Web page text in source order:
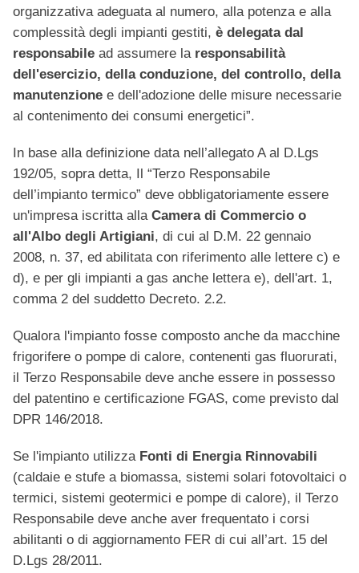
organizzativa adeguata al numero, alla potenza e alla
complessità degli impianti gestiti, è delegata dal
responsabile ad assumere la responsabilità
dell'esercizio, della conduzione, del controllo, della
manutenzione e dell'adozione delle misure necessarie
al contenimento dei consumi energetici”.
In base alla definizione data nell’allegato A al D.Lgs
192/05, sopra detta, Il “Terzo Responsabile
dell’impianto termico” deve obbligatoriamente essere
un'impresa iscritta alla Camera di Commercio o
all'Albo degli Artigiani, di cui al D.M. 22 gennaio
2008, n. 37, ed abilitata con riferimento alle lettere c) e
d), e per gli impianti a gas anche lettera e), dell'art. 1,
comma 2 del suddetto Decreto. 2.2.
Qualora l'impianto fosse composto anche da macchine
frigorifere o pompe di calore, contenenti gas fluorurati,
il Terzo Responsabile deve anche essere in possesso
del patentino e certificazione FGAS, come previsto dal
DPR 146/2018.
Se l'impianto utilizzaFonti di Energia Rinnovabili
(caldaie e stufe a biomassa, sistemi solari fotovoltaici o
termici, sistemi geotermici e pompe di calore), il Terzo
Responsabile deve anche aver frequentato i corsi
abilitanti o di aggiornamento FER di cui all’art. 15 del
D.Lgs 28/2011.